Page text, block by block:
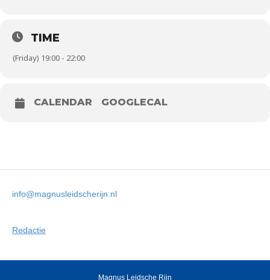
TIME
(Friday) 19:00 - 22:00
CALENDAR GOOGLECAL
info@magnusleidscherijn.nl
Redactie
Magnus Leidsche Rijn